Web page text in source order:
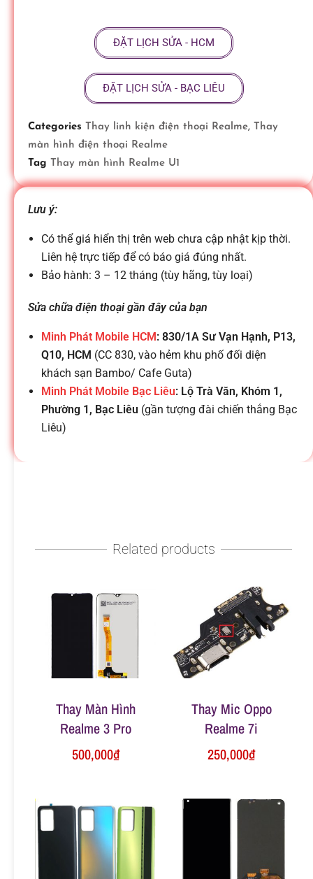
đ
i
ệ
n
t
h
o
ạ
i
i
ĐẶT LỊCH SỬA - HCM
ĐẶT LỊCH SỬA - BẠC LIÊU
Categories Thay linh kiện điện thoại Realme, Thay
màn hình điện thoại Realme
Tag Thay màn hình Realme U1
Lưu ý:
Có thể giá hiển thị trên web chưa cập nhật kịp thời.
Liên hệ trực tiếp để có báo giá đúng nhất.
Bảo hành: 3 – 12 tháng (tùy hãng, tùy loại)
Sửa chữa điện thoại gần đây của bạn
Minh Phát Mobile HCM: 830/1A Sư Vạn Hạnh, P13,
Q10, HCM (CC 830, vào hẻm khu phố đối diện
khách sạn Bambo/ Cafe Guta)
Minh Phát Mobile Bạc Liêu: Lộ Trà Văn, Khóm 1,
Phường 1, Bạc Liêu (gần tượng đài chiến thắng Bạc
Liêu)
Related products
Thay Màn Hình
Realme 3 Pro
500,000₫
Thay Mic Oppo
Realme 7i
250,000₫